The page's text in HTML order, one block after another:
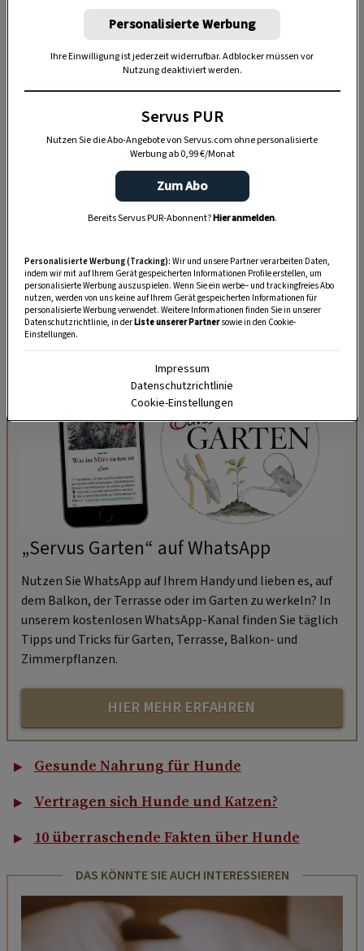
Einerseits ist da der simpleWunsch nach
– ein Relikt der jungen Wölfe, die der
Mutter hungrig das Maul abschlecken. Wenn
Ihnen Ihr vierbeiniger Freunde also Gesicht,
Haustier vielleicht einfach nur bitten,
ihm Futter zu geben.
Andererseits scheinen Hunde über Sekrete auf
der menschlichen Haut dieStimmungslage des
Rudelchefsentschlüsseln zu können. Das würde
abschleckt: Er möchte ihn dadurch bitten, ihm
nicht weh zu tun.
„Servus Garten“ auf WhatsApp
Nutzen Sie WhatsApp auf Ihrem Handy und lieben es, auf
dem Balkon, der Terrasse oder im Garten zu werkeln? In
unserem kostenlosen WhatsApp-Kanal finden Sie täglich
Tipps und Tricks für Garten, Terrasse, Balkon- und
Zimmerpflanzen.
HIER MEHR ERFAHREN
Gesunde Nahrung für Hunde
Vertragen sich Hunde und Katzen?
10 überraschende Fakten über Hunde
DAS KÖNNTE SIE AUCH INTERESSIEREN
Personalisierte Werbung
Ihre Einwilligung ist jederzeit widerrufbar. Adblocker müssen vor
Nutzung deaktiviert werden.
Servus PUR
Nutzen Sie die Abo-Angebote von Servus.com ohne personalisierte
Werbung ab 0,99 €/Monat
Zum Abo
Bereits Servus PUR-Abonnent?Hier anmelden.
Personalisierte Werbung (Tracking): Wir und unsere Partner verarbeiten Daten,
indem wir mit auf Ihrem Gerät gespeicherten Informationen Profile erstellen, um
personalisierte Werbung auszuspielen. Wenn Sie ein werbe– und trackingfreies Abo
nutzen, werden von uns keine auf Ihrem Gerät gespeicherten Informationen für
personalisierte Werbung verwendet. Weitere Informationen finden Sie in unserer
Datenschutzrichtlinie, in derListe unserer Partnersowie in den Cookie-
Einstellungen.
Impressum
Datenschutzrichtlinie
Cookie-Einstellungen